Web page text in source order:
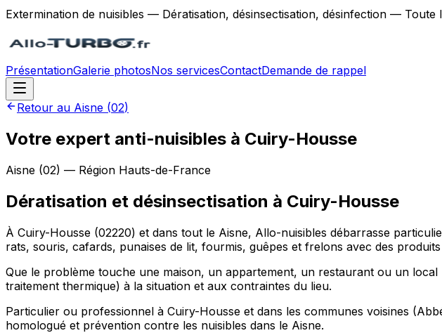
Extermination de nuisibles — Dératisation, désinsectisation, désinfection — Toute
PrésentationGalerie photosNos servicesContactDemande de rappel
Retour au Aisne (02)
Votre expert anti-nuisibles à Cuiry-Housse
Aisne (02) — Région Hauts-de-France
Dératisation et désinsectisation à Cuiry-Housse
À Cuiry-Housse (02220) et dans tout le Aisne, Allo-nuisibles débarrasse
rats, souris, cafards, punaises de lit, fourmis, guêpes et frelons avec des
Que le problème touche une maison, un appartement, un restaurant ou un
traitement thermique) à la situation et aux contraintes du lieu.
Particulier ou professionnel à Cuiry-Housse et dans les communes voisines
homologué et prévention contre les nuisibles dans le Aisne.